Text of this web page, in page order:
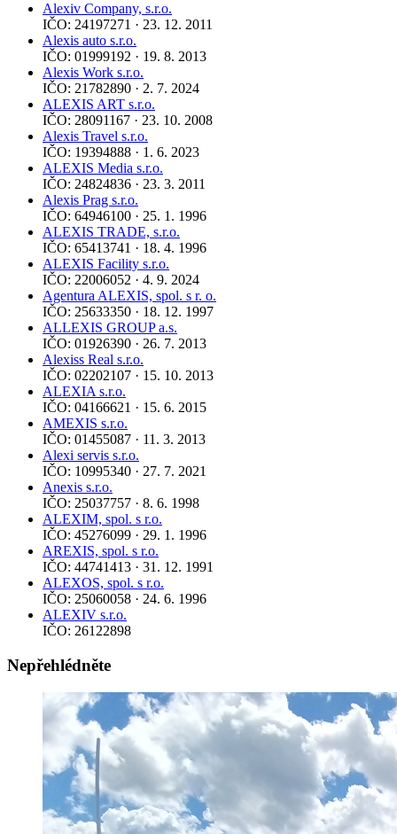
Alexiv Company, s.r.o.
IČO: 24197271 · 23. 12. 2011
Alexis auto s.r.o.
IČO: 01999192 · 19. 8. 2013
Alexis Work s.r.o.
IČO: 21782890 · 2. 7. 2024
ALEXIS ART s.r.o.
IČO: 28091167 · 23. 10. 2008
Alexis Travel s.r.o.
IČO: 19394888 · 1. 6. 2023
ALEXIS Media s.r.o.
IČO: 24824836 · 23. 3. 2011
Alexis Prag s.r.o.
IČO: 64946100 · 25. 1. 1996
ALEXIS TRADE, s.r.o.
IČO: 65413741 · 18. 4. 1996
ALEXIS Facility s.r.o.
IČO: 22006052 · 4. 9. 2024
Agentura ALEXIS, spol. s r. o.
IČO: 25633350 · 18. 12. 1997
ALLEXIS GROUP a.s.
IČO: 01926390 · 26. 7. 2013
Alexiss Real s.r.o.
IČO: 02202107 · 15. 10. 2013
ALEXIA s.r.o.
IČO: 04166621 · 15. 6. 2015
AMEXIS s.r.o.
IČO: 01455087 · 11. 3. 2013
Alexi servis s.r.o.
IČO: 10995340 · 27. 7. 2021
Anexis s.r.o.
IČO: 25037757 · 8. 6. 1998
ALEXIM, spol. s r.o.
IČO: 45276099 · 29. 1. 1996
AREXIS, spol. s r.o.
IČO: 44741413 · 31. 12. 1991
ALEXOS, spol. s r.o.
IČO: 25060058 · 24. 6. 1996
ALEXIV s.r.o.
IČO: 26122898
Nepřehlédněte